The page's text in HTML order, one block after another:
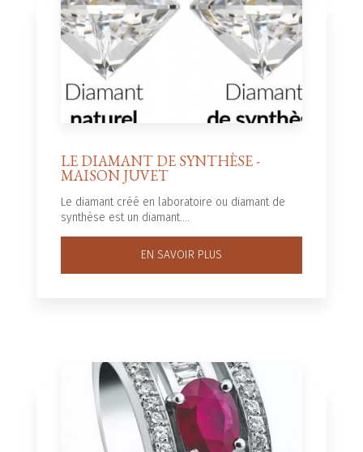
LE DIAMANT DE SYNTHÈSE -
MAISON JUVET
Le diamant créé en laboratoire ou diamant de
synthèse est un diamant....
EN SAVOIR PLUS